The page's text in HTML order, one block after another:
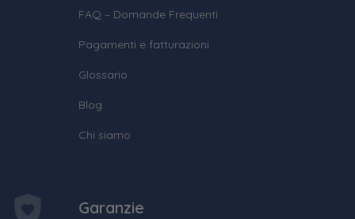
FAQ – Domande Frequenti
Pagamenti e fatturazioni
Glossario
Blog
Chi siamo
Garanzie